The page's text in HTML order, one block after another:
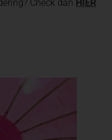
Check dan HIER